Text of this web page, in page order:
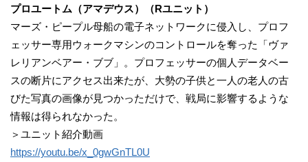
プロユートム（アマデウス）（Rユニット）
マーズ・ピープル母船の電子ネットワークに侵入し、プロフ
ェッサー専用ウォークマシンのコントロールを奪った「ヴァ
レリアンベアー・ブブ」。プロフェッサーの個人データベー
スの断片にアクセス出来たが、大勢の子供と一人の老人の古
びた写真の画像が見つかっただけで、戦局に影響するような
情報は得られなかった。
＞ユニット紹介動画
https://youtu.be/x_0gwGnTL0U